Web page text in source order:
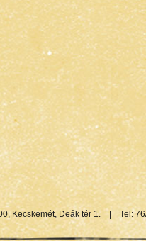
Kecskemét, Deák tér 1. Tel: